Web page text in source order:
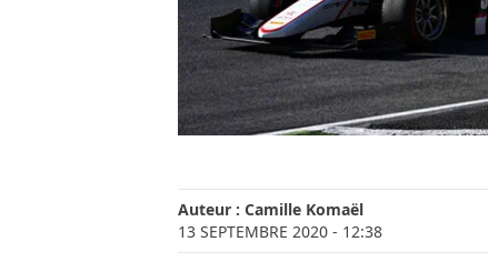
Auteur : Camille Komaël
13 SEPTEMBRE 2020 - 12:38